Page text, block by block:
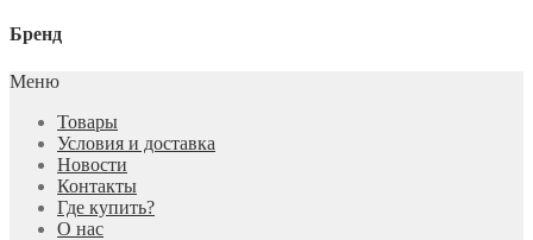
Бренд
Меню
Товары
Условия и доставка
Новости
Контакты
Где купить?
О нас